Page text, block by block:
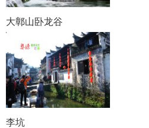
大鄣山卧龙谷
李坑